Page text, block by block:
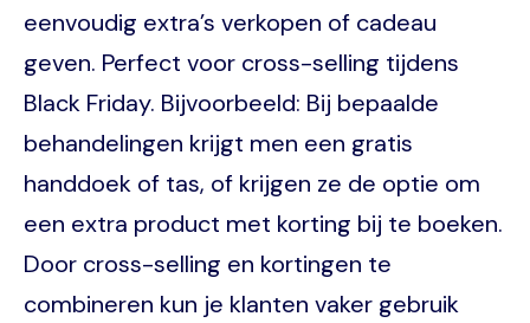
eenvoudig extra’s verkopen of cadeau
geven. Perfect voor cross-selling tijdens
Black Friday. Bijvoorbeeld: Bij bepaalde
behandelingen krijgt men een gratis
handdoek of tas, of krijgen ze de optie om
een extra product met korting bij te boeken.
Door cross-selling en kortingen te
combineren kun je klanten vaker gebruik